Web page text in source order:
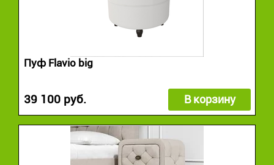
Пуф Flavio big
39 100 руб. В корзину